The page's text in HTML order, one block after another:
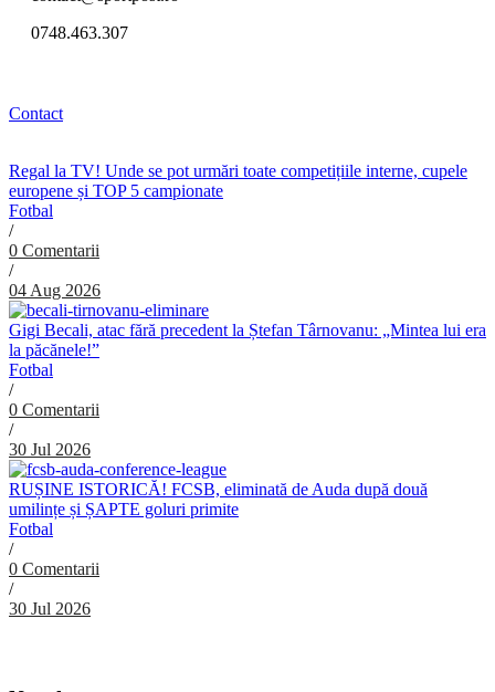
0748.463.307
Contact
Regal la TV! Unde se pot urmări toate competițiile interne, cupele
europene și TOP 5 campionate
Fotbal
/
0 Comentarii
/
04 Aug 2026
Gigi Becali, atac fără precedent la Ștefan Târnovanu: „Mintea lui era
la păcănele!”
Fotbal
/
0 Comentarii
/
30 Jul 2026
RUȘINE ISTORICĂ! FCSB, eliminată de Auda după două
umilințe și ȘAPTE goluri primite
Fotbal
/
0 Comentarii
/
30 Jul 2026